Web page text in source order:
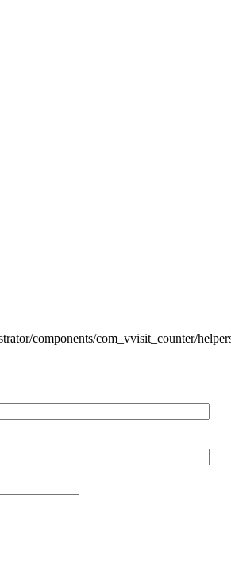
components/com_vvisit_counter/